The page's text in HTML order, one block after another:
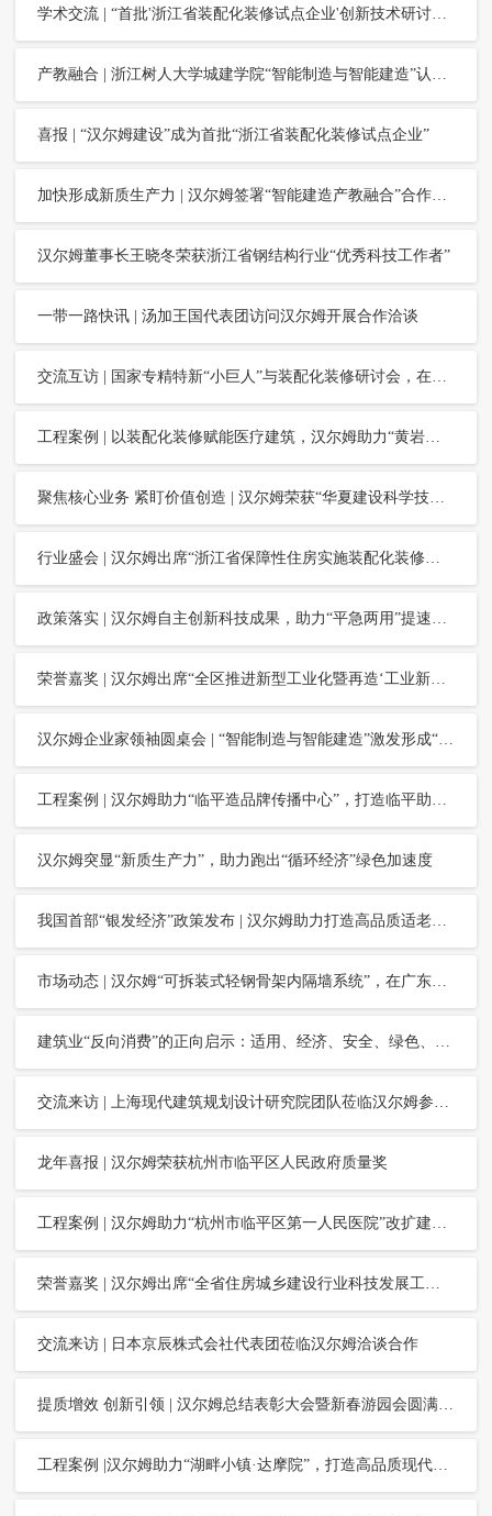
学术交流 | “首批'浙江省装配化装修试点企业'创新技术研讨会”，在汉尔姆举行
产教融合 | 浙江树人大学城建学院“智能制造与智能建造”认识实习，在汉尔姆举行
喜报 | “汉尔姆建设”成为首批“浙江省装配化装修试点企业”
加快形成新质生产力 | 汉尔姆签署“智能建造产教融合”合作协议，助力浙江建筑业高质量发展
汉尔姆董事长王晓冬荣获浙江省钢结构行业“优秀科技工作者”
一带一路快讯 | 汤加王国代表团访问汉尔姆开展合作洽谈
交流互访 | 国家专精特新“小巨人”与装配化装修研讨会，在汉尔姆举行
工程案例 | 以装配化装修赋能医疗建筑，汉尔姆助力“黄岩中医院”高品质建设
聚焦核心业务 紧盯价值创造 | 汉尔姆荣获“华夏建设科学技术奖”
行业盛会 | 汉尔姆出席“浙江省保障性住房实施装配化装修展示观摩会”，分享“装配化装修模块化内装产品系统应用”
政策落实 | 汉尔姆自主创新科技成果，助力“平急两用”提速建设
荣誉嘉奖 | 汉尔姆出席“全区推进新型工业化暨再造‘工业新临平’誓师大会”，并上台领奖
汉尔姆企业家领袖圆桌会 | “智能制造与智能建造”激发形成“新质生产力”
工程案例 | 汉尔姆助力“临平造品牌传播中心”，打造临平助企服务“金名片”
汉尔姆突显“新质生产力”，助力跑出“循环经济”绿色加速度
我国首部“银发经济”政策发布 | 汉尔姆助力打造高品质适老化颐养空间
市场动态 | 汉尔姆“可拆装式轻钢骨架内隔墙系统”，在广东省工程造价信息化平台发布
建筑业“反向消费”的正向启示：适用、经济、安全、绿色、美观、可持续……
交流来访 | 上海现代建筑规划设计研究院团队莅临汉尔姆参观交流
龙年喜报 | 汉尔姆荣获杭州市临平区人民政府质量奖
工程案例 | 汉尔姆助力“杭州市临平区第一人民医院”改扩建，构建暖心舒适高品质疗愈空间
荣誉嘉奖 | 汉尔姆出席“全省住房城乡建设行业科技发展工作暨建设科学技术奖颁奖大会”并上台领奖
交流来访 | 日本京辰株式会社代表团莅临汉尔姆洽谈合作
提质增效 创新引领 | 汉尔姆总结表彰大会暨新春游园会圆满举行
工程案例 |汉尔姆助力“湖畔小镇·达摩院”，打造高品质现代办公环境